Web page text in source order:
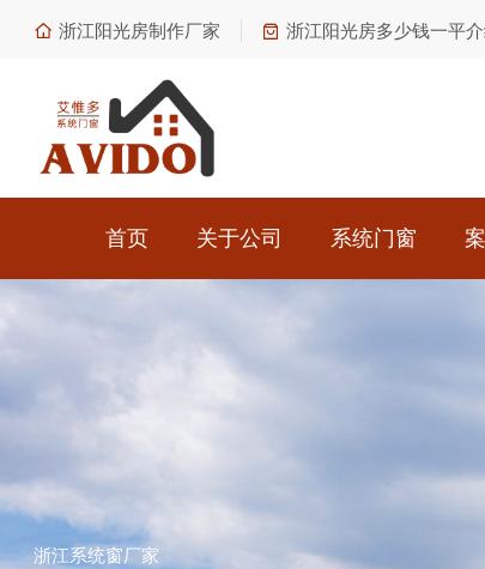
浙江阳光房制作厂家 浙江阳光房多少钱一平
首页 关于公司 系统门窗
浙江系统窗厂家